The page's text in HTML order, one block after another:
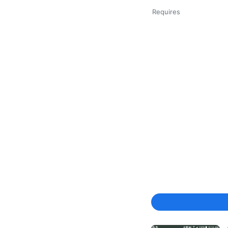
Requires